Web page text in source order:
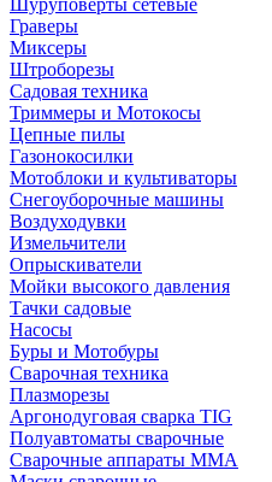
Шуруповёрты сетевые
Граверы
Миксеры
Штроборезы
Садовая техника
Триммеры и Мотокосы
Цепные пилы
Газонокосилки
Мотоблоки и культиваторы
Снегоуборочные машины
Воздуходувки
Измельчители
Опрыскиватели
Мойки высокого давления
Тачки садовые
Насосы
Буры и Мотобуры
Сварочная техника
Плазморезы
Аргонодуговая сварка TIG
Полуавтоматы сварочные
Сварочные аппараты ММА